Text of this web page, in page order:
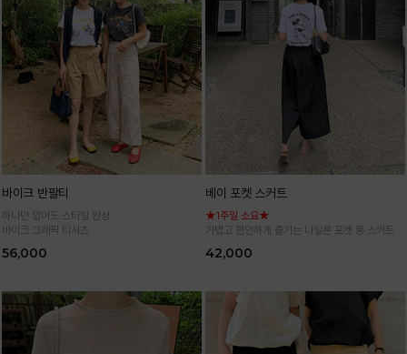
바이크 반팔티
하나만 입어도 스타일 완성
바이크 그래픽 티셔츠
56,000
베이 포켓 스커트
★1주일 소요★
가볍고 편안하게 즐기는 나일론 포켓 롱 스커트
42,000